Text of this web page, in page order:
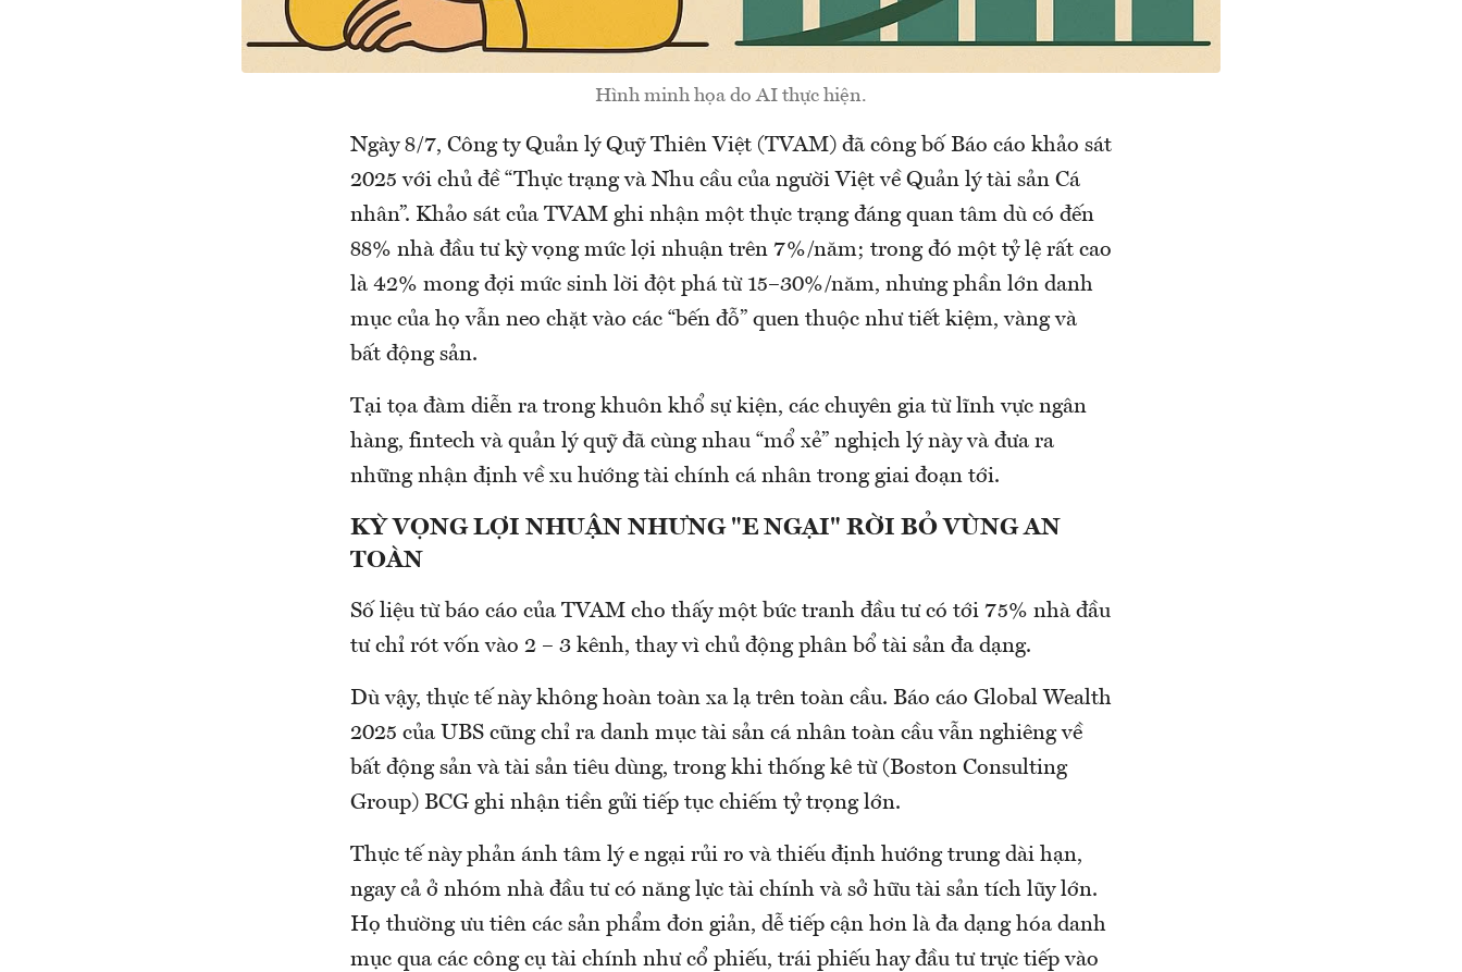
Hình minh họa do AI thực hiện.
Ngày 8/7, Công ty Quản lý Quỹ Thiên Việt (TVAM) đã công bố Báo cáo khảo sát
2025 với chủ đề “Thực trạng và Nhu cầu của người Việt về Quản lý tài sản Cá
nhân”. Khảo sát của TVAM ghi nhận một thực trạng đáng quan tâm dù có đến
88% nhà đầu tư kỳ vọng mức lợi nhuận trên 7%/năm; trong đó một tỷ lệ rất cao
là 42% mong đợi mức sinh lời đột phá từ 15–30%/năm, nhưng phần lớn danh
mục của họ vẫn neo chặt vào các “bến đỗ” quen thuộc như tiết kiệm, vàng và
bất động sản.
Tại tọa đàm diễn ra trong khuôn khổ sự kiện, các chuyên gia từ lĩnh vực ngân
hàng, fintech và quản lý quỹ đã cùng nhau “mổ xẻ” nghịch lý này và đưa ra
những nhận định về xu hướng tài chính cá nhân trong giai đoạn tới.
KỲ VỌNG LỢI NHUẬN NHƯNG "E NGẠI" RỜI BỎ VÙNG AN
TOÀN
Số liệu từ báo cáo của TVAM cho thấy một bức tranh đầu tư có tới 75% nhà đầu
tư chỉ rót vốn vào 2 – 3 kênh, thay vì chủ động phân bổ tài sản đa dạng.
Dù vậy, thực tế này không hoàn toàn xa lạ trên toàn cầu. Báo cáo Global Wealth
2025 của UBS cũng chỉ ra danh mục tài sản cá nhân toàn cầu vẫn nghiêng về
bất động sản và tài sản tiêu dùng, trong khi thống kê từ (Boston Consulting
Group) BCG ghi nhận tiền gửi tiếp tục chiếm tỷ trọng lớn.
Thực tế này phản ánh tâm lý e ngại rủi ro và thiếu định hướng trung dài hạn,
ngay cả ở nhóm nhà đầu tư có năng lực tài chính và sở hữu tài sản tích lũy lớn.
Họ thường ưu tiên các sản phẩm đơn giản, dễ tiếp cận hơn là đa dạng hóa danh
mục qua các công cụ tài chính như cổ phiếu, trái phiếu hay đầu tư trực tiếp vào